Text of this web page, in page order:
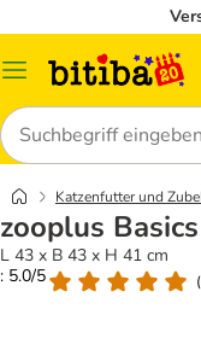
Menü
Suchen
Katzenfutter und
zooplus
L 43 x B 43 x H 41 cm
: 5.0/5
(